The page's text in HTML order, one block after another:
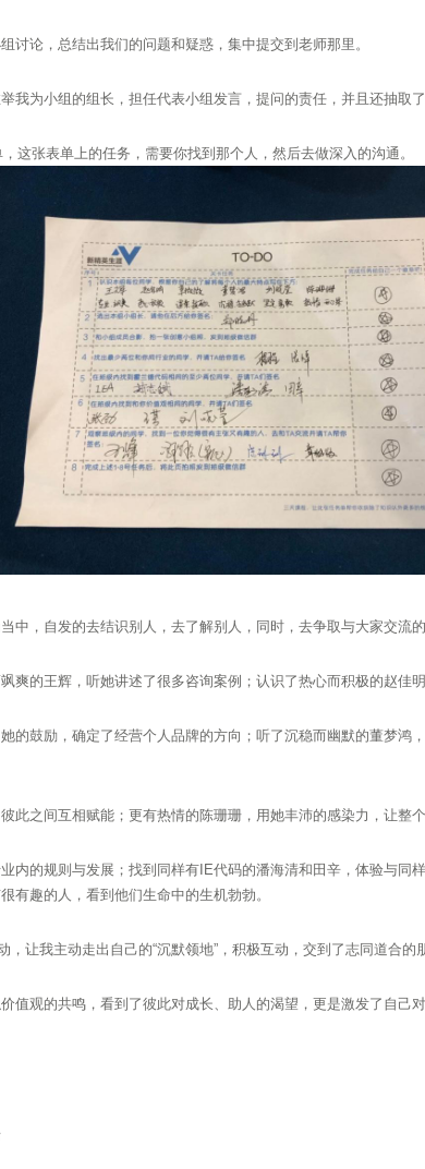
讨论，总结出我们的问题和疑惑，集中提交到老师那里。
我为小组的组长，担任代表小组发言，提问的责任，并且还抽取了
这张表单上的任务，需要你找到那个人，然后去做深入的沟通。
中，自发的去结识别人，去了解别人，同时，去争取与大家交流的
爽的王辉，听她讲述了很多咨询案例；认识了热心而积极的赵佳
的鼓励，确定了经营个人品牌的方向；听了沉稳而幽默的董梦鸿
此之间互相赋能；更有热情的陈珊珊，用她丰沛的感染力，让整
内的规则与发展；找到同样有IE代码的潘海清和田辛，体验与同
有趣的人，看到他们生命中的生机勃勃。
让我主动走出自己的“沉默领地”，积极互动，交到了志同道合的
值观的共鸣，看到了彼此对成长、助人的渴望，更是激发了自己